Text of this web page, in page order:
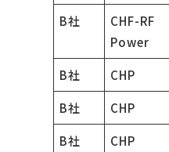
B社
CHF-RF
Power
B社 CHP
B社
CHP
B社
CHP